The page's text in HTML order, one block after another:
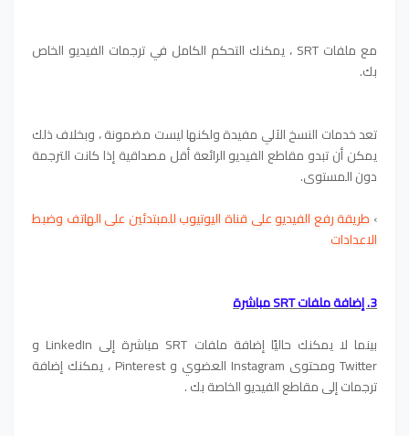
مع ملفات SRT ، يمكنك التحكم الكامل في ترجمات الفيديو الخاص
بك.
تعد خدمات النسخ الآلي مفيدة ولكنها ليست مضمونة ، وبخلاف ذلك
يمكن أن تبدو مقاطع الفيديو الرائعة أقل مصداقية إذا كانت الترجمة
دون المستوى.
› طريقة رفع الفيديو على قناة اليوتيوب للمبتدئين على الهاتف وضبط
الاعدادات
3. إضافة ملفات SRT مباشرة
بينما لا يمكنك حاليًا إضافة ملفات SRT مباشرة إلى LinkedIn و
Twitter ومحتوى Instagram العضوي و Pinterest ، يمكنك إضافة
ترجمات إلى مقاطع الفيديو الخاصة بك .